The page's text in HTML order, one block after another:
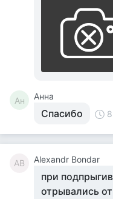
Ан Анна
Спасибо
AB Alexandr Bondar
при
отрывались